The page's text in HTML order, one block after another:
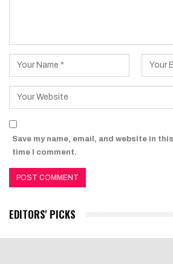
Save my name, email, and website in
time I comment.
EDITORS' PICKS